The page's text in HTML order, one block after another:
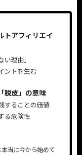
トアフィリエイ
理由」
ントを生む
脱皮」の意味
することの価値
る危険性
当に今から始めて